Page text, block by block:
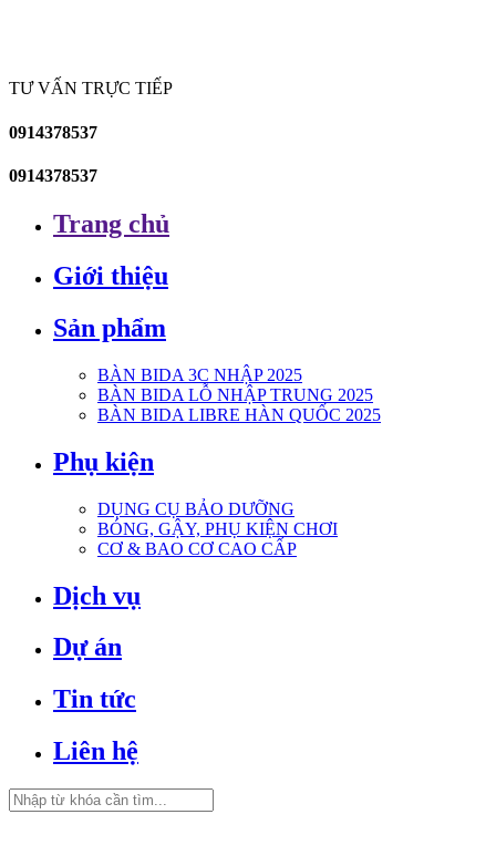
TƯ VẤN TRỰC TIẾP
0914378537
0914378537
Trang chủ
Giới thiệu
Sản phẩm
BÀN BIDA 3C NHẬP 2025
BÀN BIDA LỖ NHẬP TRUNG 2025
BÀN BIDA LIBRE HÀN QUỐC 2025
Phụ kiện
DỤNG CỤ BẢO DƯỠNG
BÓNG, GẬY, PHỤ KIỆN CHƠI
CƠ & BAO CƠ CAO CẤP
Dịch vụ
Dự án
Tin tức
Liên hệ